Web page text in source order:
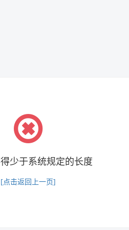
少于系统规定的长度
[点击返回上一页]